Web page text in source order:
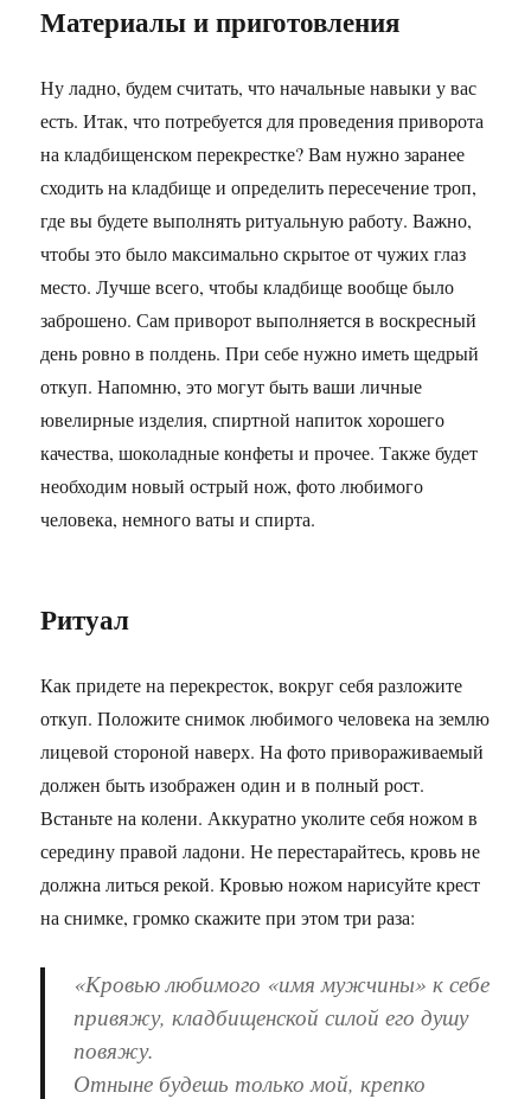
Материалы и приготовления
Ну ладно, будем считать, что начальные навыки у вас
есть. Итак, что потребуется для проведения приворота
на кладбищенском перекрестке? Вам нужно заранее
сходить на кладбище и определить пересечение троп,
где вы будете выполнять ритуальную работу. Важно,
чтобы это было максимально скрытое от чужих глаз
место. Лучше всего, чтобы кладбище вообще было
заброшено. Сам приворот выполняется в воскресный
день ровно в полдень. При себе нужно иметь щедрый
откуп. Напомню, это могут быть ваши личные
ювелирные изделия, спиртной напиток хорошего
качества, шоколадные конфеты и прочее. Также будет
необходим новый острый нож, фото любимого
человека, немного ваты и спирта.
Ритуал
Как придете на перекресток, вокруг себя разложите
откуп. Положите снимок любимого человека на землю
лицевой стороной наверх. На фото привораживаемый
должен быть изображен один и в полный рост.
Встаньте на колени. Аккуратно уколите себя ножом в
середину правой ладони. Не перестарайтесь, кровь не
должна литься рекой. Кровью ножом нарисуйте крест
на снимке, громко скажите при этом три раза:
«Кровью любимого «имя мужчины» к себе
привяжу, кладбищенской силой его душу
повяжу.
Отныне будешь только мой, крепко